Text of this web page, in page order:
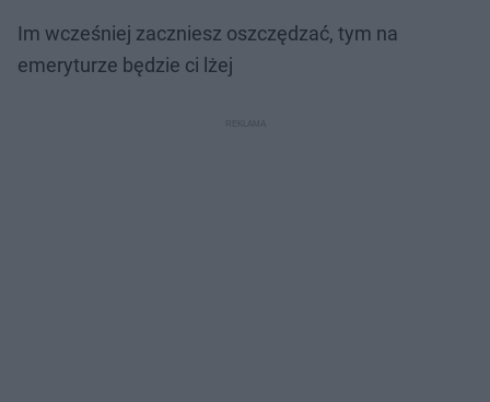
Im wcześniej zaczniesz oszczędzać, tym na
emeryturze będzie ci lżej